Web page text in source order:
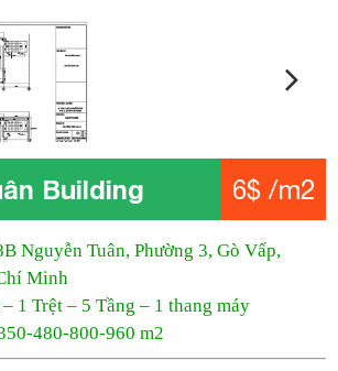
Building 6$ /m2
Nguyễn Tuân, Phường 3, Gò Vấp,
Minh
1 Trệt – 5 Tầng – 1 thang máy
480-800-960 m2